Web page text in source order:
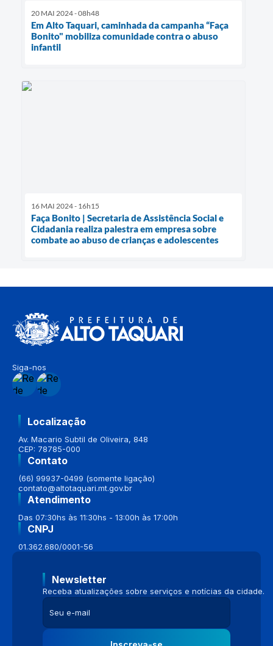
20 MAI 2024 - 08h48
Em Alto Taquari, caminhada da campanha “Faça
Bonito" mobiliza comunidade contra o abuso
infantil
16 MAI 2024 - 16h15
Faça Bonito | Secretaria de Assistência Social e
Cidadania realiza palestra em empresa sobre
combate ao abuso de crianças e adolescentes
Siga-nos
Localização
Av. Macario Subtil de Oliveira, 848
CEP: 78785-000
Contato
(66) 99937-0499 (somente ligação)
contato@altotaquari.mt.gov.br
Atendimento
Das 07:30hs às 11:30hs - 13:00h às 17:00h
CNPJ
01.362.680/0001-56
Newsletter
Receba atualizações sobre serviços e notícias da cidade.